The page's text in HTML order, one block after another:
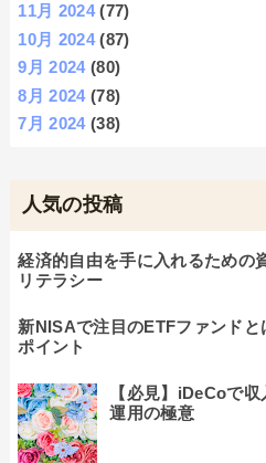
11月 2024(77)
10月 2024(87)
9月 2024(80)
8月 2024(78)
7月 2024(38)
人気の投稿
経済的自由を手に入れるための
リテラシー
新NISAで注目のETFファンドと
ポイント
【必見】iDeCoで
運用の極意